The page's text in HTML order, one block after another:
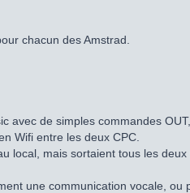
chacun des Amstrad.
de simples commandes
Wifi entre les deux CPC.
local, mais sortaient tous les
une communication vocale,